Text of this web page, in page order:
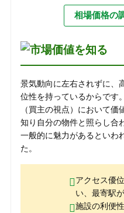
相場価格の
景気動向に左右されずに、
位性を持っているからです
（買主の視点）において
知り自分の物件と照らし合
一般的に魅力があるといわ
た。
アクセス優
い、最寄駅
施設の利便